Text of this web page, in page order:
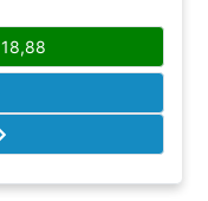
18,88